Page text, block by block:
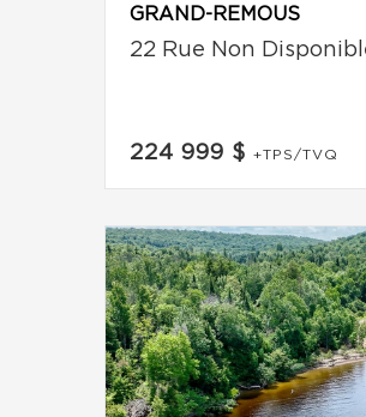
GRAND-REMOUS
22 Rue Non
224 999 $ +TPS/TVQ